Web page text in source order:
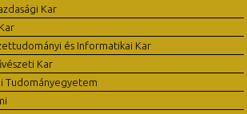
Kar
és Informatikai Kar
Kar
Tudományegyetem